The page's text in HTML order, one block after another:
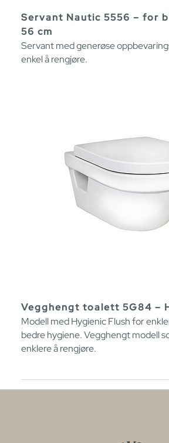
Servant Nautic 5556 – for
56 cm
Servant med generøse
enkel å rengjøre.
Vegghengt toalett 5G84 –
Modell med Hygienic Flush for
bedre hygiene. Vegghengt modell
enklere å rengjøre.